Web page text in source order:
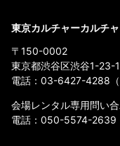
東京カルチャーカルチ
〒150-0002
東京都渋谷区渋谷1-23-
電話： 03-6427-4288
会場レンタル専用問い
電話： 050-5574-2639